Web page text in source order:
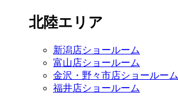
北陸エリア
新潟店ショールーム
富山店ショールーム
金沢・野々市店ショールーム
福井店ショールーム